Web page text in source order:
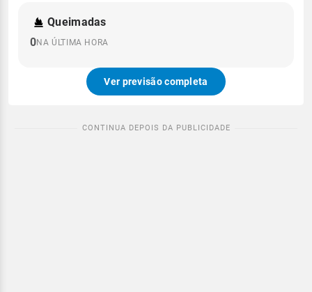
Queimadas
0NA ÚLTIMA HORA
Ver previsão completa